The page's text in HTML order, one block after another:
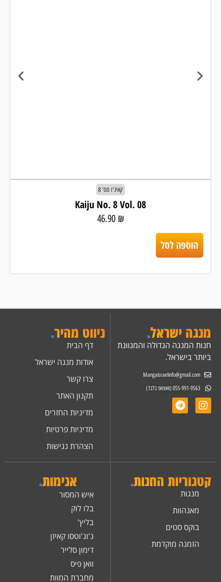
קאיג'ו מס' 8
Kaiju No. 8 Vol. 08
46.90 ₪
הוספה לסל
מנגה ישראל.
חנות המנגה הגדולה והמגוונת
ביותר בישראל.
Mangaisraelinfo@gmail.com
055-991-9563 (וואצאפ בלבד)
ניווט מהיר.
דף הבית
אודות מנגה ישראל
צרו קשר
תקנון האתר
מדיניות החזרים
מדיניות פרטיות
הצהרת נגישות
קטגוריות החנות.
מנגות
מאנהוות
בוקס סטים
הזמנה מוקדמת
אנימות.
איש המסור
בלו לוק
בליץ'
ג'וג'וטסו קאיזן
דימון סלייר
וואן פיס
מחברת המוות